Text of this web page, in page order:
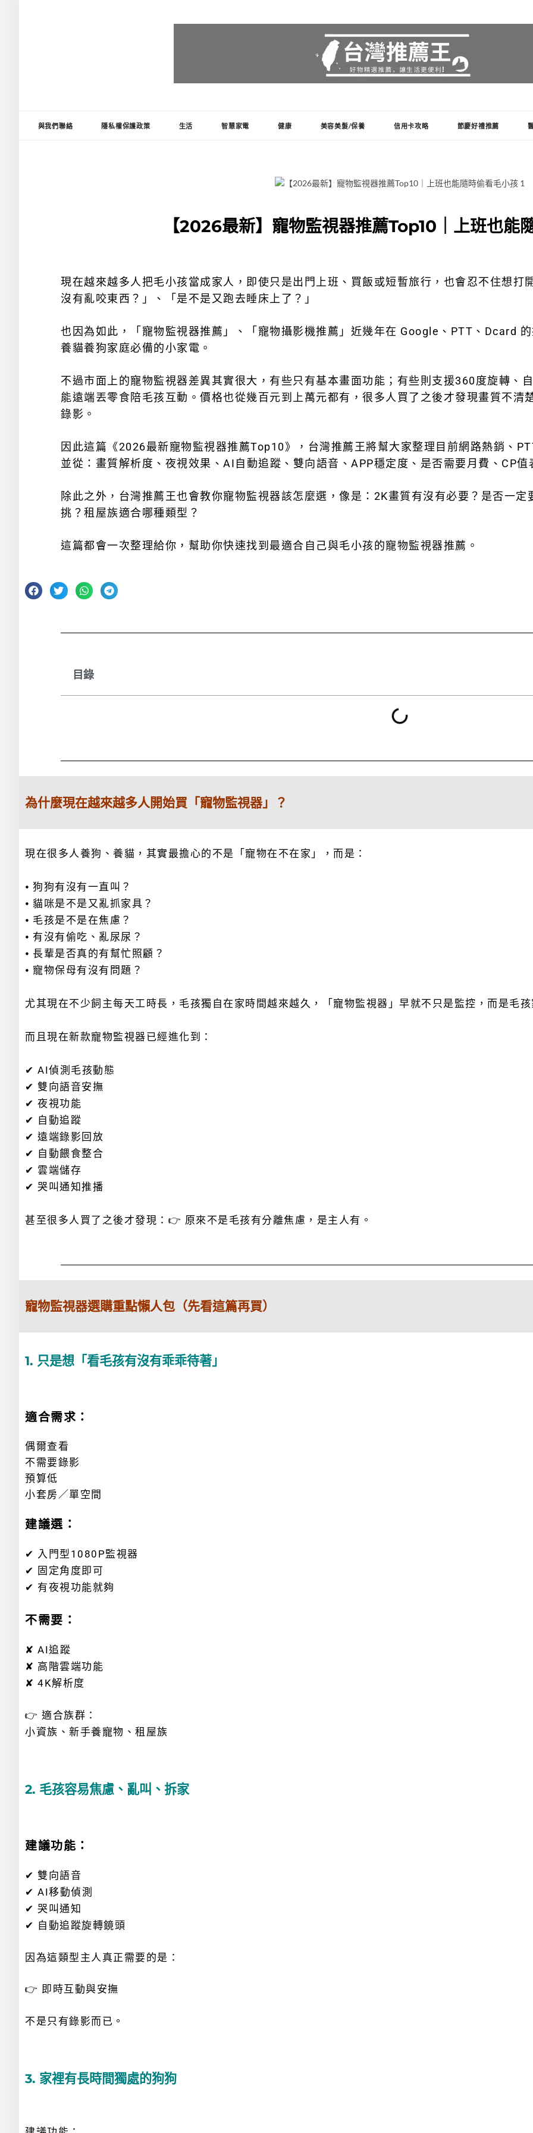
與我們聯絡 隱私權保護政策 生活 智慧家電 健康 美容美髮/保養 信用卡攻略 節慶好禮推薦
【2026最新】寵物監視器推薦Top10｜上班也能
現在越來越多人把毛小孩當成家人，即使只是出門上班、買飯或短暫旅行，也會忍不住想打
沒有亂咬東西？」、「是不是又跑去睡床上了？」
也因為如此，「寵物監視器推薦」、「寵物攝影機推薦」近幾年在 Google、PTT、Dcard
養貓養狗家庭必備的小家電。
不過市面上的寵物監視器差異其實很大，有些只有基本畫面功能；有些則支援360度旋轉、
能遠端丟零食陪毛孩互動。價格也從幾百元到上萬元都有，很多人買了之後才發現畫質不清
錄影。
因此這篇《2026最新寵物監視器推薦Top10》，台灣推薦王將幫大家整理目前網路熱銷、
並從： 畫質解析度、 夜視效果 、AI自動追蹤 、 雙向語音 、 APP穩定度 、 是否需要月費 、 CP值
除此之外，台灣推薦王也會教你寵物監視器該怎麼選，像是： 2K畫質有沒有必要？ 是否一定
挑？ 租屋族適合哪種類型？
這篇都會一次整理給你，幫助你快速找到最適合自己與毛小孩的寵物監視器推薦。
目錄
為什麼現在越來越多人開始買「寵物監視器」？
現在很多人養狗、養貓，其實最擔心的不是「寵物在不在家」，而是：
⦁ 狗狗有沒有一直叫？
⦁ 貓咪是不是又亂抓家具？
⦁ 毛孩是不是在焦慮？
⦁ 有沒有偷吃、亂尿尿？
⦁ 長輩是否真的有幫忙照顧？
⦁ 寵物保母有沒有問題？
尤其現在不少飼主每天工時長，毛孩獨自在家時間越來越久，「寵物監視器」早就不只是監控，而是毛孩
而且現在新款寵物監視器已經進化到：
✔ AI偵測毛孩動態
✔ 雙向語音安撫
✔ 夜視功能
✔ 自動追蹤
✔ 遠端錄影回放
✔ 自動餵食整合
✔ 雲端儲存
✔ 哭叫通知推播
甚至很多人買了之後才發現：👉 原來不是毛孩有分離焦慮，是主人有。
寵物監視器選購重點懶人包（先看這篇再買）
1. 只是想「看毛孩有沒有乖乖待著」
適合需求：
偶爾查看
不需要錄影
預算低
小套房／單空間
建議選：
✔ 入門型1080P監視器
✔ 固定角度即可
✔ 有夜視功能就夠
不需要：
✘ AI追蹤
✘ 高階雲端功能
✘ 4K解析度
👉 適合族群：
小資族、新手養寵物、租屋族
2. 毛孩容易焦慮、亂叫、拆家
建議功能：
✔ 雙向語音
✔ AI移動偵測
✔ 哭叫通知
✔ 自動追蹤旋轉鏡頭
因為這類型主人真正需要的是：
👉 即時互動與安撫
不是只有錄影而已。
3. 家裡有長時間獨處的狗狗